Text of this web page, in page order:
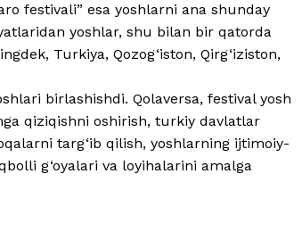
festivali” esa yoshlarni ana shunday
yoshlar, shu bilan bir qatorda
Turkiya, Qozog‘iston, Qirg‘iziston,
birlashishdi. Qolaversa, festival yosh
qiziqishni oshirish, turkiy davlatlar
targ‘ib qilish, yoshlarning ijtimoiy-
g‘oyalari va loyihalarini amalga